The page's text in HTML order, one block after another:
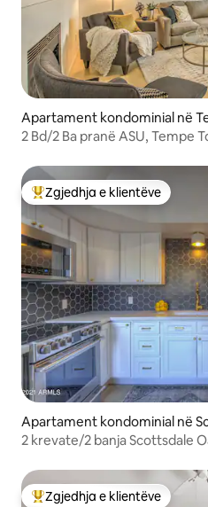
Apartament kondominial në
2 Bd/2 Ba pranë ASU, Tempe
Më të mirat e zgjedhjeve të
Zgjedhja e klientëve
Apartament kondominial në
ut
2 krevate/2 banja Scottsdale
Më të mirat e zgjedhjeve të
Zgjedhja e klientëve